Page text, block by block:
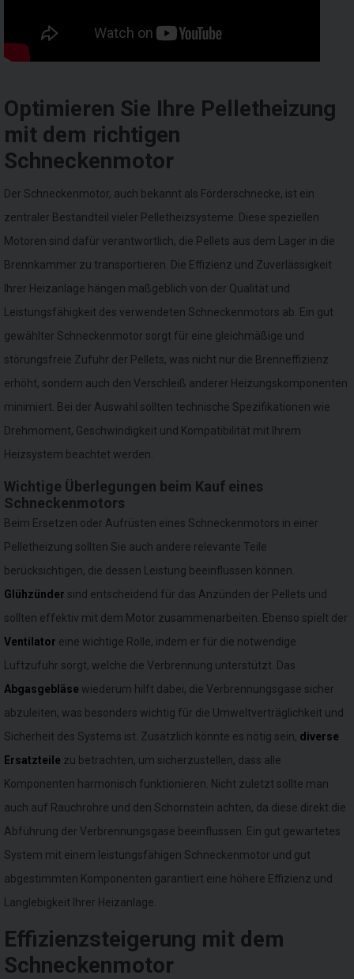
Optimieren Sie Ihre Pelletheizung
mit dem richtigen
Schneckenmotor
Der Schneckenmotor, auch bekannt als Förderschnecke, ist ein
zentraler Bestandteil vieler Pelletheizsysteme. Diese speziellen
Motoren sind dafür verantwortlich, die Pellets aus dem Lager in die
Brennkammer zu transportieren. Die Effizienz und Zuverlässigkeit
Ihrer Heizanlage hängen maßgeblich von der Qualität und
Leistungsfähigkeit des verwendeten Schneckenmotors ab. Ein gut
gewählter Schneckenmotor sorgt für eine gleichmäßige und
störungsfreie Zufuhr der Pellets, was nicht nur die Brenneffizienz
erhöht, sondern auch den Verschleiß anderer Heizungskomponenten
minimiert. Bei der Auswahl sollten technische Spezifikationen wie
Drehmoment, Geschwindigkeit und Kompatibilität mit Ihrem
Heizsystem beachtet werden.
Wichtige Überlegungen beim Kauf eines
Schneckenmotors
Beim Ersetzen oder Aufrüsten eines Schneckenmotors in einer
Pelletheizung sollten Sie auch andere relevante Teile
berücksichtigen, die dessen Leistung beeinflussen können.
Glühzünder sind entscheidend für das Anzünden der Pellets und
sollten effektiv mit dem Motor zusammenarbeiten. Ebenso spielt der
Ventilator eine wichtige Rolle, indem er für die notwendige
Luftzufuhr sorgt, welche die Verbrennung unterstützt. Das
Abgasgebläse wiederum hilft dabei, die Verbrennungsgase sicher
abzuleiten, was besonders wichtig für die Umweltverträglichkeit und
Sicherheit des Systems ist. Zusätzlich könnte es nötig sein, diverse
Ersatzteile zu betrachten, um sicherzustellen, dass alle
Komponenten harmonisch funktionieren. Nicht zuletzt sollte man
auch auf Rauchrohre und den Schornstein achten, da diese direkt die
Abführung der Verbrennungsgase beeinflussen. Ein gut gewartetes
System mit einem leistungsfähigen Schneckenmotor und gut
abgestimmten Komponenten garantiert eine höhere Effizienz und
Langlebigkeit Ihrer Heizanlage.
Effizienzsteigerung mit dem
Schneckenmotor